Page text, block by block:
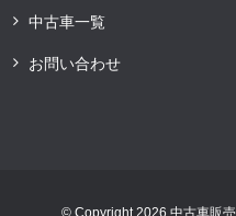
中古車一覧
お問い合わせ
© Copyright 2026 中古車販